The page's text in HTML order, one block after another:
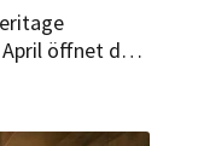
öffnet das